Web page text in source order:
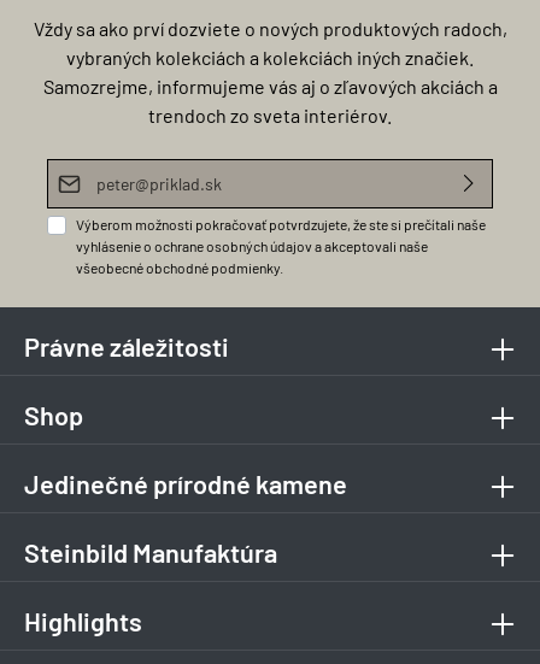
Vždy sa ako prví dozviete o nových produktových radoch,
vybraných kolekciách a kolekciách iných značiek.
Samozrejme, informujeme vás aj o zľavových akciách a
trendoch zo sveta interiérov.
E-mailová adresa*
Výberom možnosti pokračovať potvrdzujete, že ste si prečítali naše
vyhlásenie o ochrane osobných údajova akceptovali naše
všeobecné obchodné podmienky
Právne záležitosti
Shop
Jedinečné prírodné kamene
Steinbild Manufaktúra
Highlights